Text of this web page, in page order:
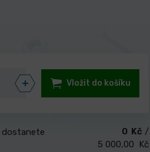
Vložit do košíku
dostanete
0 Kč /
5 000,00 Kč